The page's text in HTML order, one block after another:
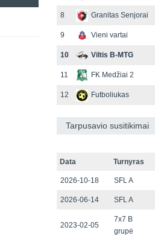
8 Granitas Senjorai
9 Vieni vartai
10 Viltis B-MTG
11 FK Medžiai 2
12 Futboliukas
Tarpusavio susitikimai
Data Turnyras
2026-10-18 SFL A
2026-06-14 SFL A
2023-02-05
7x7 B
grupė